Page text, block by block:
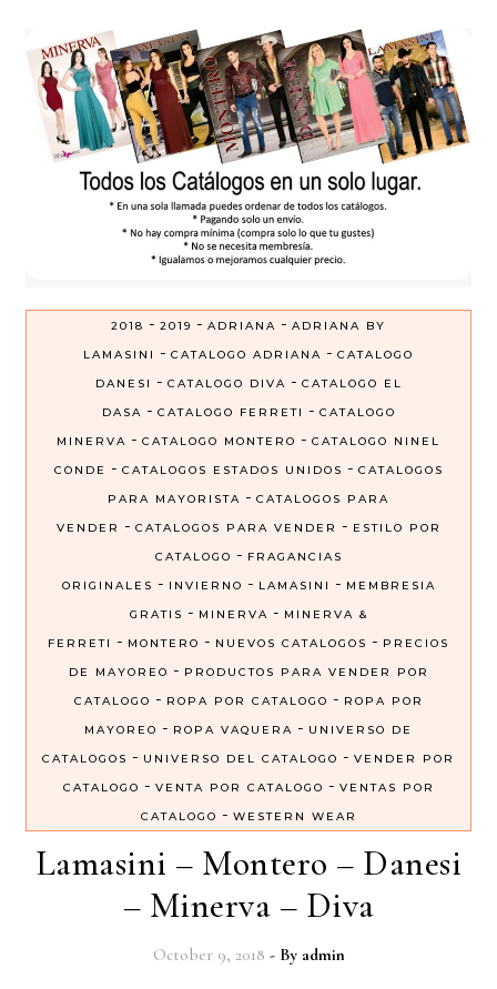
2018 - 2019 - ADRIANA - ADRIANA BY
LAMASINI
- CATALOGO ADRIANA - CATALOGO
DANESI
- CATALOGO DIVA - CATALOGO EL
DASA - CATALOGO FERRETI - CATALOGO
MINERVA - CATALOGO MONTERO - CATALOGO NINEL
CONDE
- CATALOGOS ESTADOS UNIDOS - CATALOGOS
PARA MAYORISTA - CATALOGOS PARA
VENDER
- CATALOGOS PARA VENDER - ESTILO POR
CATALOGO - FRAGANCIAS
ORIGINALES - INVIERNO - LAMASINI - MEMBRESIA
GRATIS - MINERVA - MINERVA &
FERRETI
- MONTERO - NUEVOS CATALOGOS - PRECIOS
DE MAYOREO - PRODUCTOS PARA VENDER POR
CATALOGO - ROPA POR CATALOGO - ROPA POR
MAYOREO - ROPA VAQUERA - UNIVERSO DE
CATALOGOS - UNIVERSO DEL CATALOGO - VENDER POR
CATALOGO - VENTA POR CATALOGO - VENTAS POR
CATALOGO - WESTERN WEAR
Lamasini – Montero – Danesi
– Minerva – Diva
October 9, 2018 - By admin